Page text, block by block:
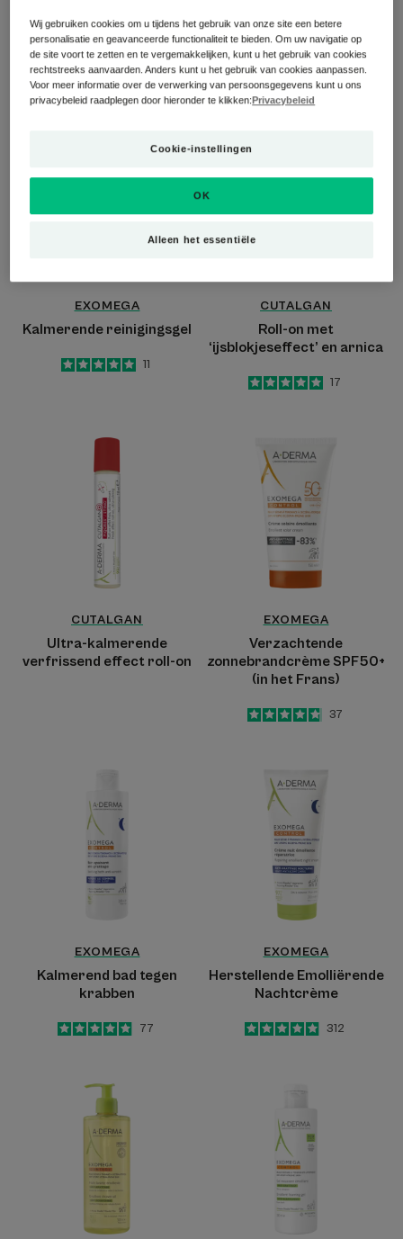
Kalmerende gelcrème
4.6
/5
-
35
Kalmerende ooglidbalsem
4.8
/
5
-
11
EXOMEGA
Kalmerende reinigingsgel
5
/
5
11
‘ijsblokjeseffect’
arnica
CUTALGAN
Roll-on met
‘ijsblokjeseffect’ en arnica
5
/5
17
Ultra-
verfrissend
effect
roll-
on
CUTALGAN
Ultra-kalmerende
verfrissend effect roll-on
(in
het
Frans)
EXOMEGA
Verzachtende
zonnebrandcrème SPF50+
(in het Frans)
4.8
/
5
37
tegen
krabben
EXOMEGA
Kalmerend bad tegen
krabben
4.9
/5
77
Emolliërende
Nachtcrème
EXOMEGA
Herstellende Emolliërende
Nachtcrème
5
/
5
312
Jeukwerende
Verzachtende
Reinigingsolie
schuimende
gel
Wij gebruiken cookies om u tijdens het gebruik van onze site een betere
personalisatie en geavanceerde functionaliteit te bieden. Om uw navigatie op
de site voort te zetten en te vergemakkelijken, kunt u het gebruik van cookies
rechtstreeks aanvaarden. Anders kunt u het gebruik van cookies aanpassen.
Voor meer informatie over de verwerking van persoonsgegevens kunt u ons
privacybeleid raadplegen door hieronder te klikken:Privacybeleid
Cookie-instellingen
Alleen het essentiële
OK